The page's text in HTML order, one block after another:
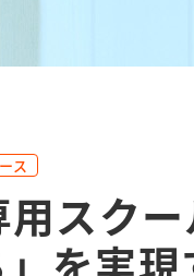
ス
スク
を実